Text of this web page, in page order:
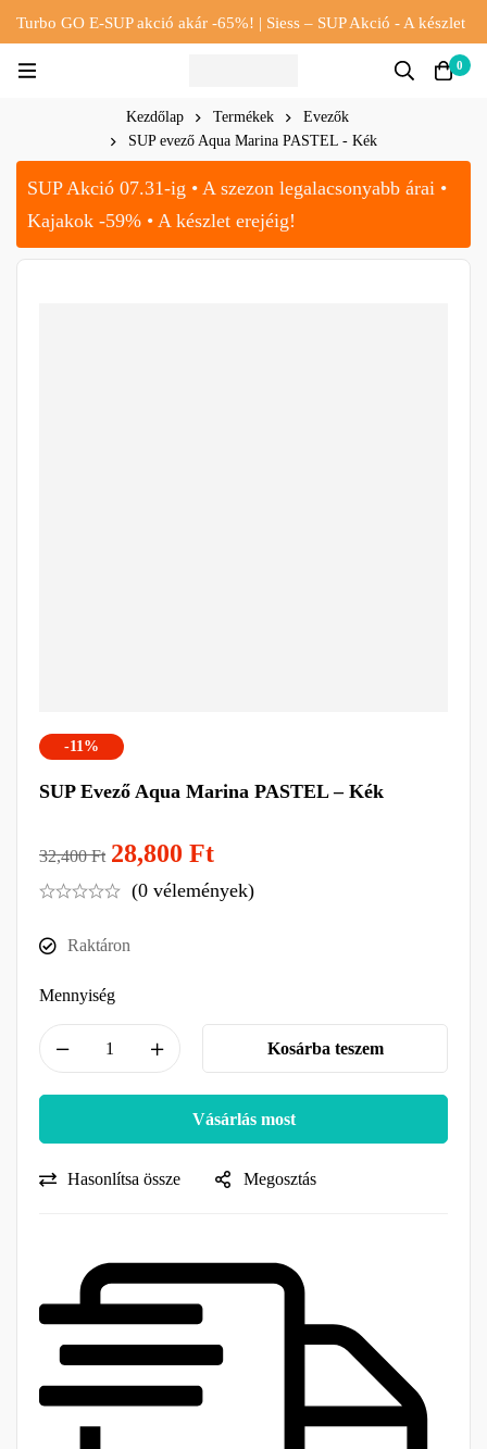
Turbo GO E-SUP akció akár -65%! | Siess – SUP Akció - A készlet
0
Kezdőlap Termékek
Evezők
SUP evező Aqua Marina PASTEL - Kék
SUP Akció 07.31-ig • A szezon legalacsonyabb árai •
Kajakok -59% • A készlet erejéig!
-11%
SUP Evező Aqua Marina PASTEL – Kék
32,400Ft 28,800 Ft
(0 vélemények)
Raktáron
Mennyiség
Kosárba teszem
Vásárlás most
Hasonlítsa össze Megosztás